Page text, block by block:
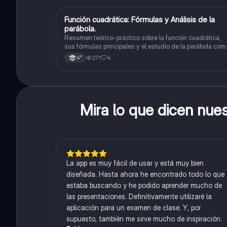
Matemáticas
Función cuadrática: Fórmulas y Análisis de la
parábola.
Resumen teórico-práctico sobre la función cuadrática,
sus fórmulas principales y el estudio de la parábola
representación gráfica.Incluye desarrollo de la forma
general, cálculo de raíces, vértice y elementos
4° 271 4
Mira lo que dicen
La app es muy fácil de usar y está muy bien
diseñada. Hasta ahora he encontrado todo lo que
estaba buscando y he podido aprender mucho de
las presentaciones. Definitivamente utilizaré la
aplicación para un examen de clase. Y, por
supuesto, también me sirve mucho de inspiración.